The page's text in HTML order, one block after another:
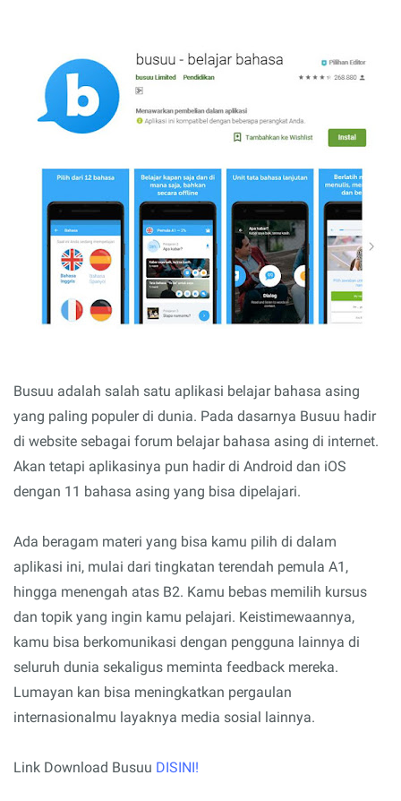
Busuu adalah salah satu aplikasi belajar bahasa asing
yang paling populer di dunia. Pada dasarnya Busuu hadir
di website sebagai forum belajar bahasa asing di internet.
Akan tetapi aplikasinya pun hadir di Android dan iOS
dengan 11 bahasa asing yang bisa dipelajari.
Ada beragam materi yang bisa kamu pilih di dalam
aplikasi ini, mulai dari tingkatan terendah pemula A1,
hingga menengah atas B2. Kamu bebas memilih kursus
dan topik yang ingin kamu pelajari. Keistimewaannya,
kamu bisa berkomunikasi dengan pengguna lainnya di
seluruh dunia sekaligus meminta feedback mereka.
Lumayan kan bisa meningkatkan pergaulan
internasionalmu layaknya media sosial lainnya.
Link Download Busuu DISINI!